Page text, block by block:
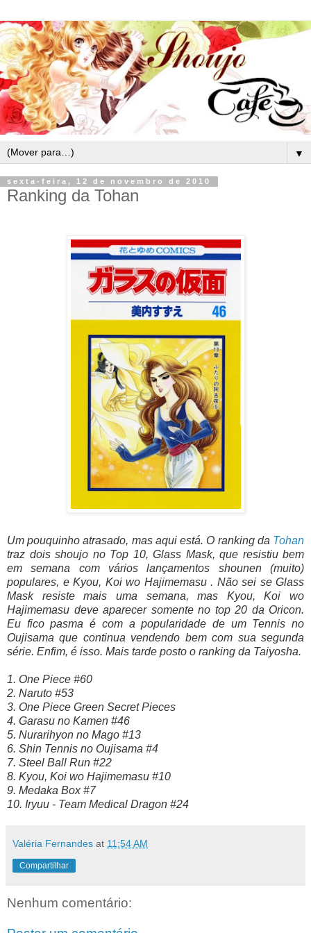
▼
sexta-feira, 12 de novembro de 2010
Ranking da Tohan
Um pouquinho atrasado, mas aqui está. O ranking da Tohan
traz dois shoujo no Top 10, Glass Mask, que resistiu bem
em semana com vários lançamentos shounen (muito)
populares, e Kyou, Koi wo Hajimemasu . Não sei se Glass
Mask resiste mais uma semana, mas Kyou, Koi wo
Hajimemasu deve aparecer somente no top 20 da Oricon.
Eu fico pasma é com a popularidade de um Tennis no
Oujisama que continua vendendo bem com sua segunda
série. Enfim, é isso. Mais tarde posto o ranking da Taiyosha.
1. One Piece #60
2. Naruto #53
3. One Piece Green Secret Pieces
4. Garasu no Kamen #46
5. Nurarihyon no Mago #13
6. Shin Tennis no Oujisama #4
7. Steel Ball Run #22
8. Kyou, Koi wo Hajimemasu #10
9. Medaka Box #7
10. Iryuu - Team Medical Dragon #24
Valéria Fernandes at 11:54 AM
Compartilhar
Nenhum comentário: